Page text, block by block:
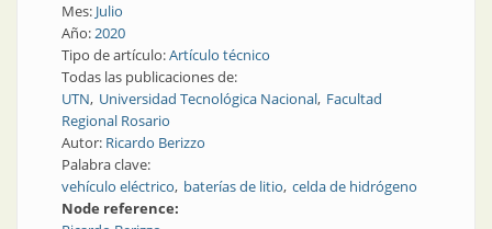
Mes: Julio
Año:2020
Tipo de artículo:Artículo técnico
Todas las publicaciones de:
UTN Universidad Tecnológica Nacional Facultad
Regional Rosario
Autor: Ricardo Berizzo
Palabra clave:
vehículo eléctrico baterías de litio celda de hidrógeno
Node reference: